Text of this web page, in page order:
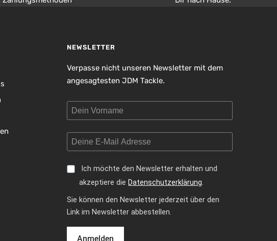
NEWSLETTER
Verpasse nicht unseren Newsletter mit dem
angesagtesten JDM Tackle.
Ich möchte den Newsletter erhalten und
akzeptiere die Datenschutzerklärung.
Sie können den Newsletter jederzeit über den
Link im Newsletter abbestellen.
Anmelden